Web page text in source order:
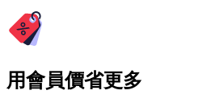
用會員價省更多